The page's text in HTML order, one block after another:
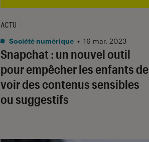
Snapchat : un nouvel outil
pour empêcher les enfants de
voir des contenus sensibles
ou suggestifs
ACTU
Société numérique • 16 mar. 2023